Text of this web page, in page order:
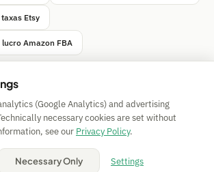
Etsy
Amazon FBA
Simple Calculator
| Privacy | Terms |
🍪 Cookies
💡 Suggest a calculator
(Google Analytics) and advertising
necessary cookies are set without
see our Privacy Policy.
Necessary Only Settings